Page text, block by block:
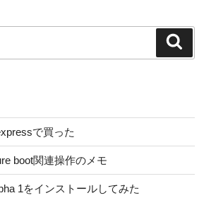
で買った
boot関連操作のメモ
1をインストールしてみた